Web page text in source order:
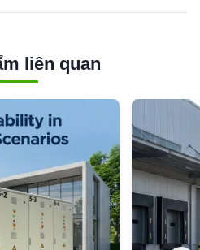
100%
★★★★★
★★★★★
construction.
liên quan